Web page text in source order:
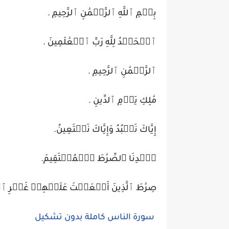
بِسۡمِ ٱللَّهِ ٱلرَّحۡمَٰنِ ٱلرَّحِيمِ .
ٱلۡحَمۡدُ لِلَّهِ رَبِّ ٱلۡعَٰلَمِينَ .
ٱلرَّحۡمَٰنِ ٱلرَّحِيمِ .
مَٰلِكِ يَوۡمِ ٱلدِّينِ .
إِيَّاكَ نَعۡبُدُ وَإِيَّاكَ نَسۡتَعِينُ.
ٱهۡدِنَا ٱلصِّرَٰطَ ٱلۡمُسۡتَقِيمَ.
صِرَٰطَ ٱلَّذِينَ أَنۡعَمۡتَ عَلَيۡهِمۡ غَيۡرِ
سورة الناس كاملة بدون تشكيل